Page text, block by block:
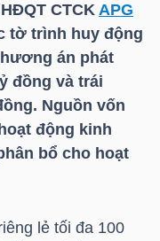
CTCK APG
tờ trình huy động
án phát
đồng và trái
Nguồn vốn
động kinh
bổ cho hoạt
lẻ tối đa 100